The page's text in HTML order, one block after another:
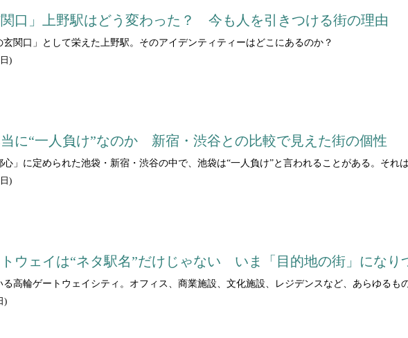
関口」上野駅はどう変わった？ 今も人を引きつける街の理由
玄関口」として栄えた上野駅。そのアイデンティティーはどこにあるのか？
)
に“一人負け”なのか 新宿・渋谷との比較で見えた街の個性
」に定められた池袋・新宿・渋谷の中で、池袋は“一人負け”と言われることがある。それ
)
ウェイは“ネタ駅名”だけじゃない いま「目的地の街」になり
る高輪ゲートウェイシティ。オフィス、商業施設、文化施設、レジデンスなど、あらゆるも
)